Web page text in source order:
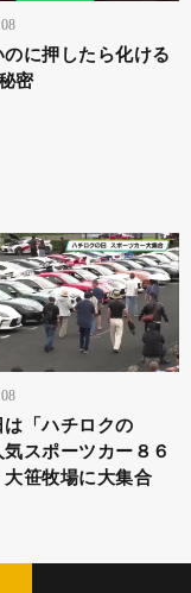
に押したら化ける
密
は「ハチロクの
スポーツカー８６
笹牧場に大集合